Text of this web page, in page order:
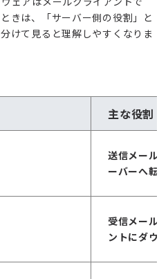
きは、「サーバー側の役割」と
けて見ると理解しやすくなりま
主な役割
送信メール
ーバーへ転
受信メール
ントにダウ